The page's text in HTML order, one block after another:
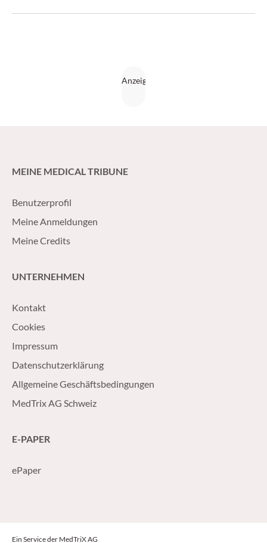
MEINE MEDICAL TRIBUNE
Benutzerprofil
Meine Anmeldungen
Meine Credits
UNTERNEHMEN
Kontakt
Cookies
Impressum
Datenschutzerklärung
Allgemeine Geschäftsbedingungen
MedTrix AG Schweiz
E-PAPER
ePaper
Ein Service der MedTriX AG